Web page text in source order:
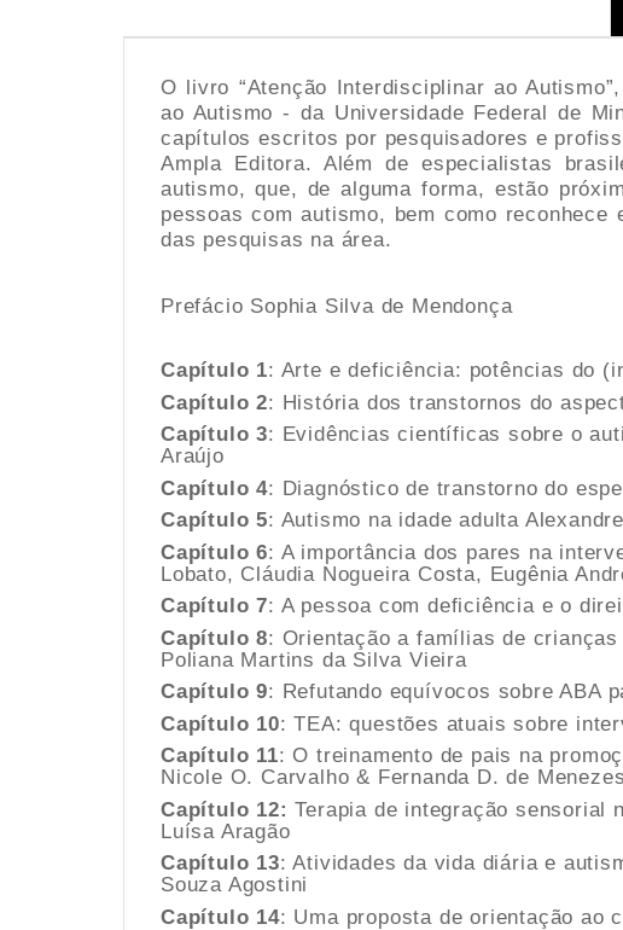
O livro “Atenção Interdisciplinar ao
ao Autismo - da Universidade Federal de
capítulos escritos por pesquisadores e
Ampla Editora. Além de especialistas
autismo, que, de alguma forma, estão
pessoas com autismo, bem como
das pesquisas na área.
Prefácio Sophia Silva de Mendonça
Capítulo 1: Arte e deficiência: potências do
Capítulo 2: História dos transtornos do
Capítulo 3: Evidências científicas sobre o
Araújo
Capítulo 4: Diagnóstico de transtorno do
Capítulo 5: Autismo na idade adulta
Capítulo 6: A importância dos pares na
Lobato, Cláudia Nogueira Costa, Eugênia
Capítulo 7: A pessoa com deficiência e o
Capítulo 8: Orientação a famílias de
Poliana Martins da Silva Vieira
Capítulo 9: Refutando equívocos sobre ABA
Capítulo 10: TEA: questões atuais sobre
Capítulo 11: O treinamento de pais na
Nicole O. Carvalho & Fernanda D. de Menezes
Capítulo 12: Terapia de integração sensorial
Luísa Aragão
Capítulo 13: Atividades da vida diária e
Souza Agostini
Capítulo 14: Uma proposta de orientação ao